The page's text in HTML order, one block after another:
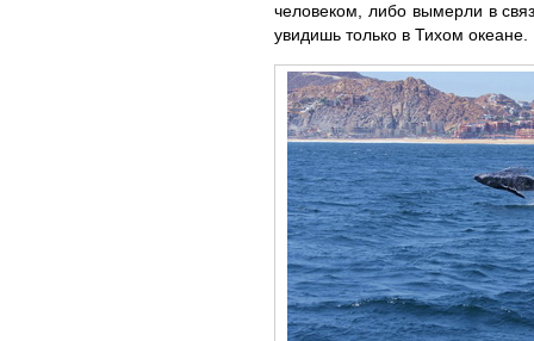
человеком, либо вымерли в
увидишь только в Тихом океане.